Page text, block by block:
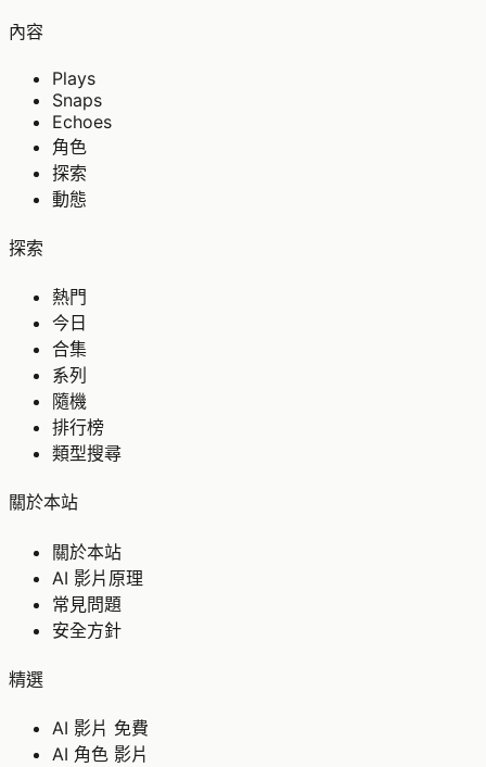
內容
Plays
Snaps
Echoes
角色
探索
動態
探索
熱門
今日
合集
系列
隨機
排行榜
類型搜尋
關於本站
關於本站
AI 影片原理
常見問題
安全方針
精選
AI 影片 免費
AI 角色 影片